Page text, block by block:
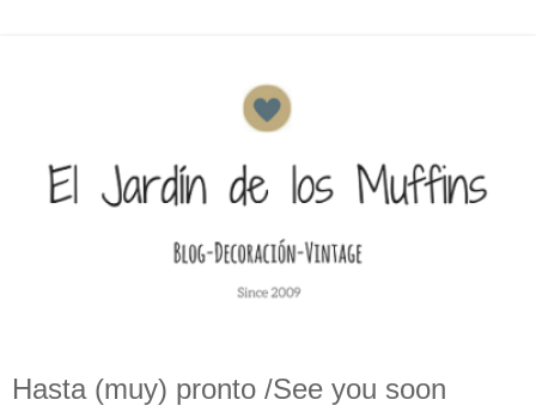
Hasta (muy) pronto /See you soon